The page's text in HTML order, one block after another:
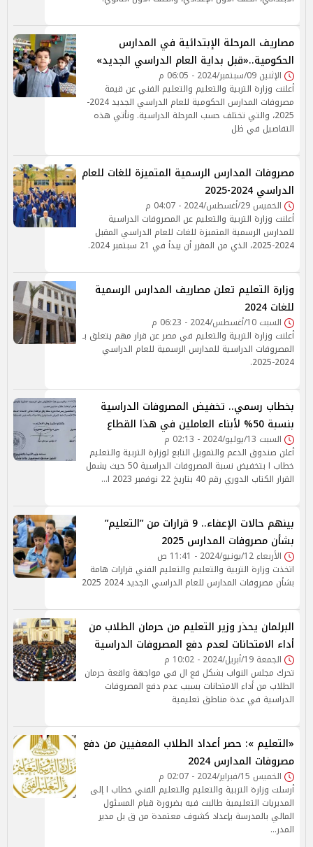
مصاريف المرحلة الإبتدائية في المدارس
الحكومية..«قبل بداية العام الدراسي الجديد»
الإثنين 09/سبتمبر/2024 - 06:05 م
أعلنت وزارة التربية والتعليم والتعليم الفني عن قيمة
مصروفات المدارس الحكومية للعام الدراسي الجديد 2024-
2025، والتي تختلف حسب المرحلة الدراسية. وتأتي هذه
التفاصيل في ظل
مصروفات المدارس الرسمية المتميزة للغات للعام
الدراسي 2024-2025
الخميس 29/أغسطس/2024 - 04:07 م
أعلنت وزارة التربية والتعليم عن المصروفات الدراسية
للمدارس الرسمية المتميزة للغات للعام الدراسي المقبل
2024-2025، الذي من المقرر أن يبدأ في 21 سبتمبر 2024.
وزارة التعليم تعلن مصاريف المدارس الرسمية
للغات 2024
السبت 10/أغسطس/2024 - 06:23 م
أعلنت وزارة التربية والتعليم في مصر عن قرار مهم يتعلق بـ
المصروفات الدراسية للمدارس الرسمية للعام الدراسي
2024-2025.
بخطاب رسمي.. تخفيض المصروفات الدراسية
بنسبة 50% لأبناء العاملين في هذا القطاع
السبت 13/يوليو/2024 - 02:13 م
أعلن صندوق الدعم والتمويل التابع لوزارة التربية والتعليم
خطاب ا بتخفيض نسبة المصروفات الدراسية 50 حيث يشمل
القرار الكتاب الدوري رقم 40 بتاريخ 22 نوفمبر 2023 ا…
بينهم حالات الإعفاء.. 9 قرارات من ”التعليم”
بشأن مصروفات المدارس 2025
الأربعاء 12/يونيو/2024 - 11:41 ص
اتخذت وزارة التربية والتعليم والتعليم الفني قرارات هامة
بشأن مصروفات المدارس للعام الدراسي الجديد 2024 2025
البرلمان يحذر وزير التعليم من حرمان الطلاب من
أداء الامتحانات لعدم دفع المصروفات الدراسية
الجمعة 19/أبريل/2024 - 10:02 م
تحرك مجلس النواب بشكل فع ال في مواجهة واقعة حرمان
الطلاب من أداء الامتحانات بسبب عدم دفع المصروفات
الدراسية في عدة مناطق تعليمية
«التعليم »: حصر أعداد الطلاب المعفيين من دفع
مصروفات المدارس 2024
الخميس 15/فبراير/2024 - 02:07 م
أرسلت وزارة التربية والتعليم والتعليم الفني خطاب ا إلى
المديريات التعليمية طالبت فيه بضرورة قيام المسئول
المالي بالمدرسة بإعداد كشوف معتمدة من ق بل مدير
المدر…